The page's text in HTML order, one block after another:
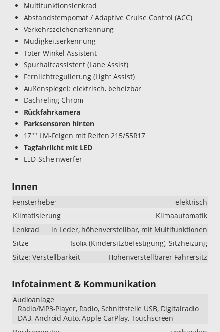
Multifunktionslenkrad
Abstandstempomat / Adaptive Cruise Control (ACC)
Verkehrszeichenerkennung
Müdigkeitserkennung
Toter Winkel Assistent
Spurhalteassistent (Lane Assist)
Fernlichtregulierung (Light Assist)
Außenspiegel: elektrisch, beheizbar
Dachreling Chrom
Rückfahrkamera
Parksensoren hinten
17"" LM-Felgen mit Reifen 215/55R17
Tagfahrlicht mit LED
LED-Scheinwerfer
Innen
Fensterheber
elektrisch
Klimatisierung
Klimaautomatik
Lenkrad
in Leder, höhenverstellbar, mit Multifunktionen
Sitze
Isofix (Kindersitzbefestigung), Sitzheizung
Sitze: Verstellbarkeit
Höhenverstellbarer Fahrersitz
Infotainment & Kommunikation
Audioanlage
Radio/MP3-Player, Radio, Schnittstelle USB, Digitalradio
DAB, Android Auto, Apple CarPlay, Touchscreen